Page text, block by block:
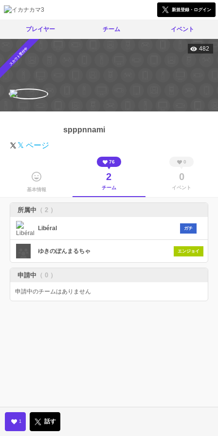
新規登録・ログイン
プレイヤー チーム イベント
スカウト受付中 482
spppnnami
𝕏 ページ
基本情報
76
2
チーム
0
0
イベント
所属中 （ 2 ）
Libéral ガチ
ゆきのぽんまるちゃ エンジョイ
申請中 （ 0 ）
申請中のチームはありません
1 話す